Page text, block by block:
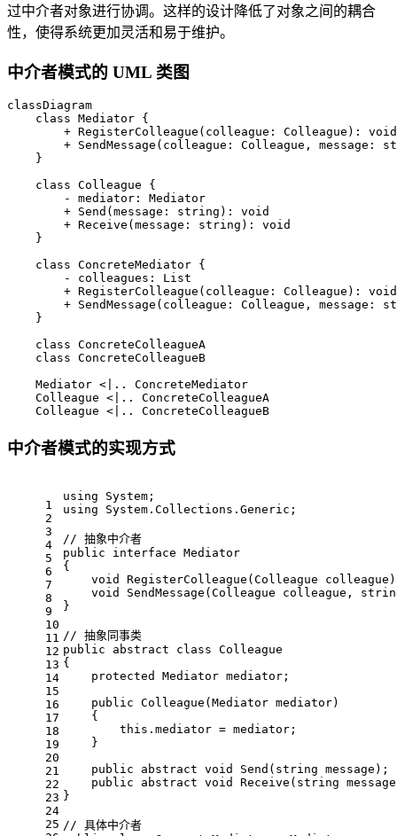
过中介者对象进行协调。这样的设计降低了对象之间的耦合
性，使得系统更加灵活和易于维护。
中介者模式的 UML 类图
classDiagram
    class Mediator {
        + RegisterColleague(colleague: Colleague): void
+ SendMessage(colleague: Colleague, message:
    }
    class Colleague {
        - mediator: Mediator
        + Send(message: string): void
        + Receive(message: string): void
    }
    class ConcreteMediator {
        - colleagues: List
        + RegisterColleague(colleague: Colleague): void
+ SendMessage(colleague: Colleague, message:
    }
    class ConcreteColleagueA
    class ConcreteColleagueB
    Mediator <|.. ConcreteMediator
    Colleague <|.. ConcreteColleagueA
    Colleague <|.. ConcreteColleagueB
中介者模式的实现方式
1
2
3
4
5
6
7
8
9
10
11
12
13
14
15
16
17
18
19
20
21
22
23
24
25
using System;
using System.Collections.Generic;
// 抽象中介者
public
interface Mediator
{
void
RegisterColleague ( Colleague colleague )
void
SendMessage ( Colleague colleague,
}
// 抽象同事类
public
abstract class Colleague
{
protected
Mediator mediator;
public Colleague ( Mediator mediator)
    {
this .mediator = mediator;
    }
public
abstract void Send ( string message ) ;
public
abstract void Receive ( string message
}
// 具体中介者